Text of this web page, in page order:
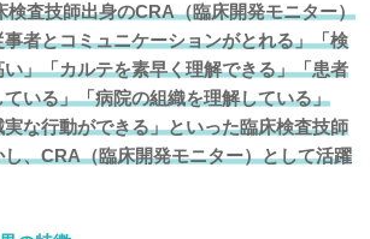
検査技師出身のCRA（臨床開発モニター）
者とコミュニケーションがとれる」「検
」「カルテを素早く理解できる」「患者
いる」「病院の組織を理解している」
な行動ができる」といった臨床検査技師
、CRA（臨床開発モニター）として活躍